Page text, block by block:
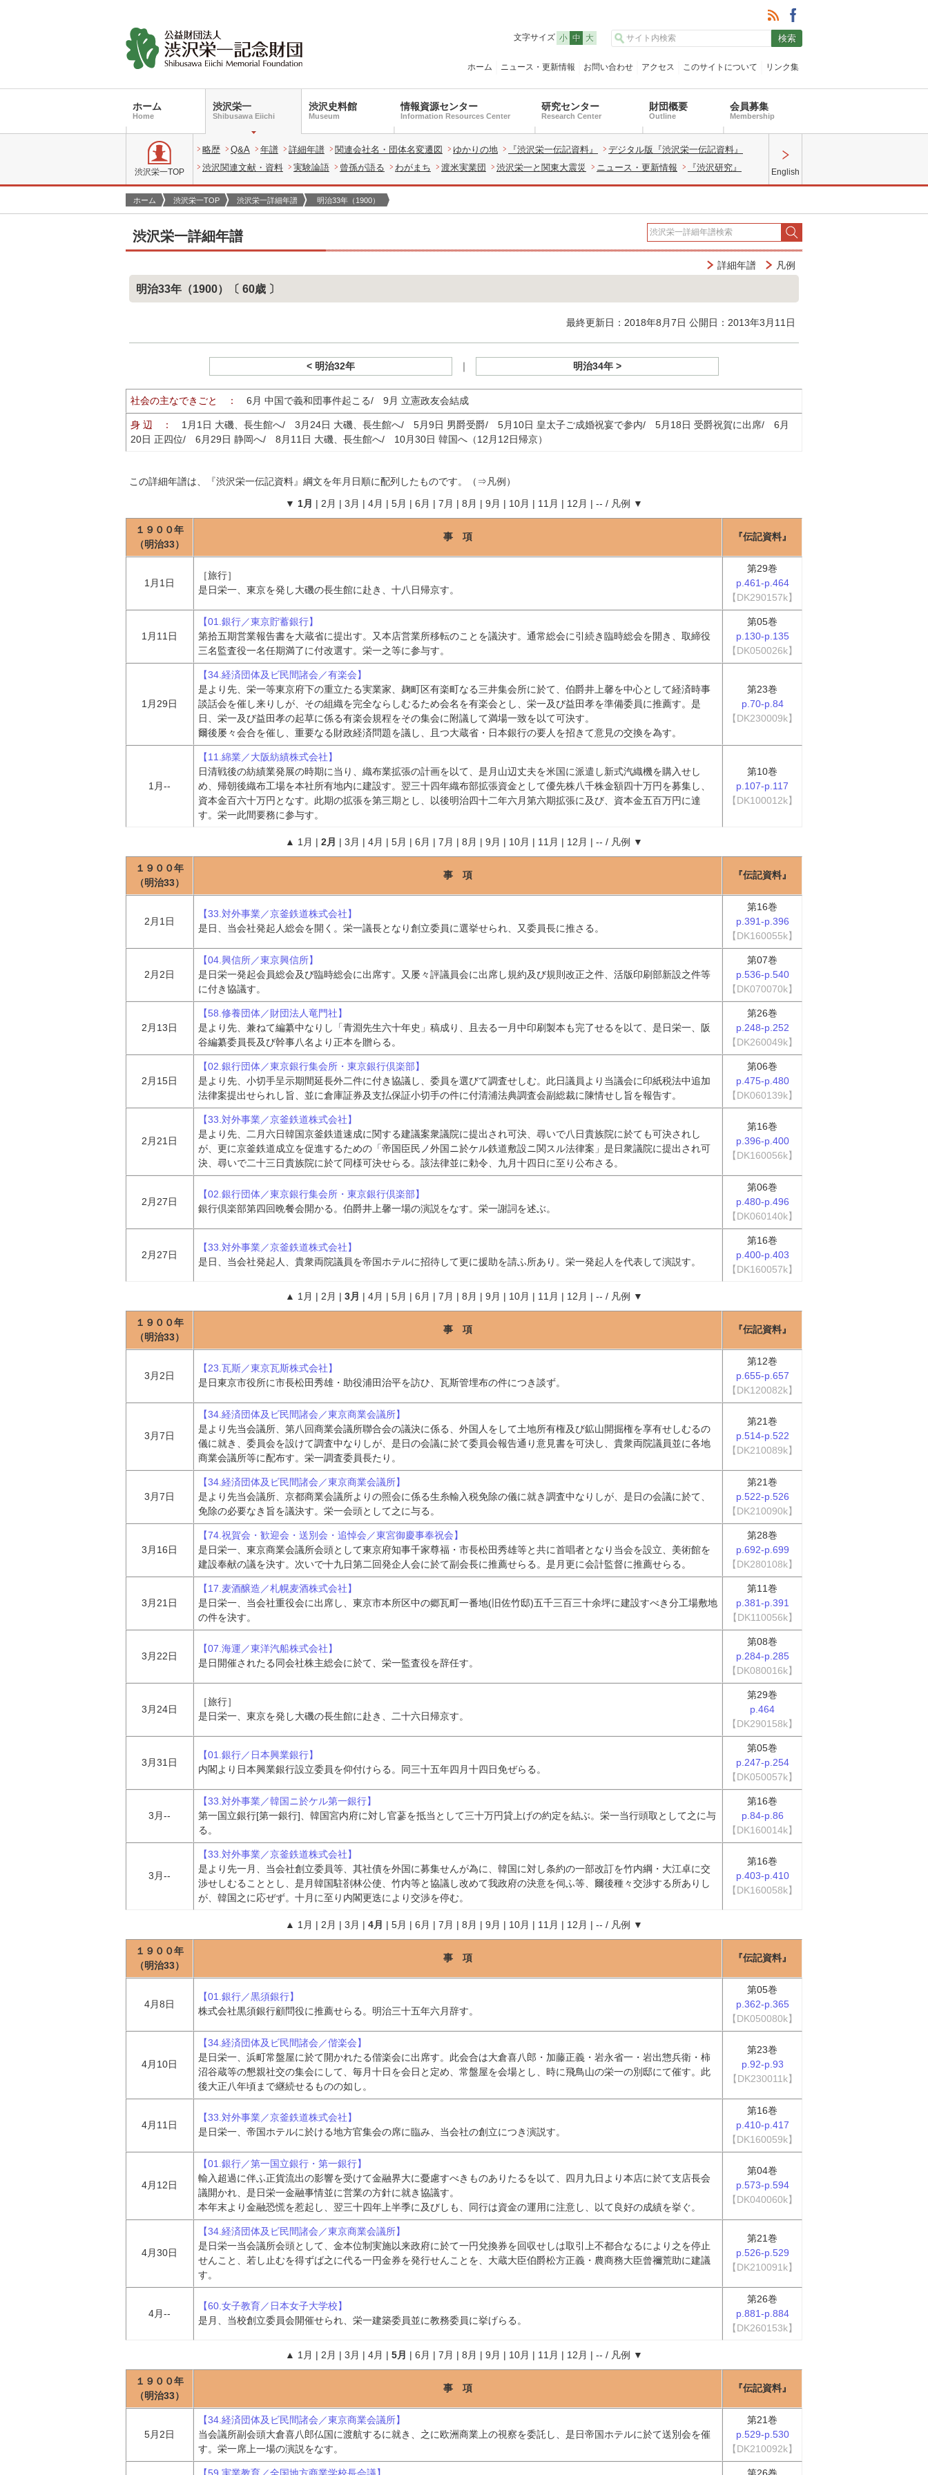
文字サイズ 小 中 大
ホーム ニュース・更新情報 お問い合わせ アクセス このサイトについて リンク集
ホーム
Home
渋沢栄一
Shibusawa Eiichi
渋沢史料館
Museum
情報資源センター
Information Resources Center
研究センター
Research Center
財団概要
Outline
会員募集
Membership
渋沢栄一TOP
略歴 Q&A 年譜 詳細年譜 関連会社名・団体名変遷図 ゆかりの地 『渋沢栄一伝記資料』
デジタル版『渋沢栄一伝記資料』
渋沢関連文献・資料
実験論語 曾孫が語る わがまち 渡米実業団 渋沢栄一と関東大震災 ニュース・更新情報 『渋沢研究』 English
ホーム 渋沢栄一TOP 渋沢栄一詳細年譜 明治33年（1900）
渋沢栄一詳細年譜
詳細年譜 凡例
明治33年（1900）〔 60歳 〕
最終更新日：2018年8月7日 公開日：2013年3月11日
< 明治32年 ｜ 明治34年 >
社会の主なできごと ： 6月 中国で義和団事件起こる/ 9月 立憲政友会結成
身 辺 ： 1月1日 大磯、長生館へ/ 3月24日 大磯、長生館へ/ 5月9日 男爵受爵/ 5月10日 皇太子ご成婚祝宴で参内/ 5月18日 受爵祝賀に出席/ 6月
20日 正四位/ 6月29日 静岡へ/ 8月11日 大磯、長生館へ/ 10月30日 韓国へ（12月12日帰京）
この詳細年譜は、『渋沢栄一伝記資料』綱文を年月日順に配列したものです。（⇒ 凡例 ）
▼ 1月 | 2月 | 3月 | 4月 | 5月 | 6月 | 7月 | 8月 | 9月 | 10月 | 11月 | 12月 | -- / 凡例 ▼
１９００年
（明治33）
事 項 『伝記資料』
1月1日
［旅行］
是日栄一、東京を発し大磯の長生館に赴き、十八日帰京す。
第29巻
p.461-p.464
【DK290157k】
1月11日
【01.銀行／東京貯蓄銀行】
第拾五期営業報告書を大蔵省に提出す。又本店営業所移転のことを議決す。通常総会に引続き臨時総会を開き、取締役
三名監査役一名任期満了に付改選す。栄一之等に参与す。
第05巻
p.130-p.135
【DK050026k】
1月29日
【34.経済団体及ビ民間諸会／有楽会】
是より先、栄一等東京府下の重立たる実業家、麹町区有楽町なる三井集会所に於て、伯爵井上馨を中心として経済時事
談話会を催し来りしが、その組織を完全ならしむるため会名を有楽会とし、栄一及び益田孝を準備委員に推薦す。是
日、栄一及び益田孝の起草に係る有楽会規程をその集会に附議して満場一致を以て可決す。
爾後屡々会合を催し、重要なる財政経済問題を議し、且つ大蔵省・日本銀行の要人を招きて意見の交換を為す。
第23巻
p.70-p.84
【DK230009k】
1月--
【11.綿業／大阪紡績株式会社】
日清戦後の紡績業発展の時期に当り、織布業拡張の計画を以て、是月山辺丈夫を米国に派遣し新式汽織機を購入せし
め、帰朝後織布工場を本社所有地内に建設す。翌三十四年織布部拡張資金として優先株八千株金額四十万円を募集し、
資本金百六十万円となす。此期の拡張を第三期とし、以後明治四十二年六月第六期拡張に及び、資本金五百万円に達
す。栄一此間要務に参与す。
第10巻
p.107-p.117
【DK100012k】
▲ 1月 | 2月 | 3月 | 4月 | 5月 | 6月 | 7月 | 8月 | 9月 | 10月 | 11月 | 12月 | -- / 凡例 ▼
１９００年
（明治33）
事 項 『伝記資料』
2月1日
【33.対外事業／京釜鉄道株式会社】
是日、当会社発起人総会を開く。栄一議長となり創立委員に選挙せられ、又委員長に推さる。
第16巻
p.391-p.396
【DK160055k】
2月2日
【04.興信所／東京興信所】
是日栄一発起会員総会及び臨時総会に出席す。又屡々評議員会に出席し規約及び規則改正之件、活版印刷部新設之件等
に付き協議す。
第07巻
p.536-p.540
【DK070070k】
2月13日
【58.修養団体／財団法人竜門社】
是より先、兼ねて編纂中なりし「青淵先生六十年史」稿成り、且去る一月中印刷製本も完了せるを以て、是日栄一、阪
谷編纂委員長及び幹事八名より正本を贈らる。
第26巻
p.248-p.252
【DK260049k】
2月15日
【02.銀行団体／東京銀行集会所・東京銀行倶楽部】
是より先、小切手呈示期間延長外二件に付き協議し、委員を選びて調査せしむ。此日議員より当議会に印紙税法中追加
法律案提出せられし旨、並に倉庫証券及支払保証小切手の件に付清浦法典調査会副総裁に陳情せし旨を報告す。
第06巻
p.475-p.480
【DK060139k】
2月21日
【33.対外事業／京釜鉄道株式会社】
是より先、二月六日韓国京釜鉄道速成に関する建議案衆議院に提出され可決、尋いで八日貴族院に於ても可決されし
が、更に京釜鉄道成立を促進するための「帝国臣民ノ外国ニ於ケル鉄道敷設ニ関スル法律案」是日衆議院に提出され可
決、尋いで二十三日貴族院に於て同様可決せらる。該法律並に勅令、九月十四日に至り公布さる。
第16巻
p.396-p.400
【DK160056k】
2月27日
【02.銀行団体／東京銀行集会所・東京銀行倶楽部】
銀行倶楽部第四回晩餐会開かる。伯爵井上馨一場の演説をなす。栄一謝詞を述ぶ。
第06巻
p.480-p.496
【DK060140k】
2月27日
【33.対外事業／京釜鉄道株式会社】
是日、当会社発起人、貴衆両院議員を帝国ホテルに招待して更に援助を請ふ所あり。栄一発起人を代表して演説す。
第16巻
p.400-p.403
【DK160057k】
▲ 1月 | 2月 | 3月 | 4月 | 5月 | 6月 | 7月 | 8月 | 9月 | 10月 | 11月 | 12月 | -- / 凡例 ▼
１９００年
（明治33）
事 項 『伝記資料』
3月2日
【23.瓦斯／東京瓦斯株式会社】
是日東京市役所に市長松田秀雄・助役浦田治平を訪ひ、瓦斯管埋布の件につき談ず。
第12巻
p.655-p.657
【DK120082k】
3月7日
【34.経済団体及ビ民間諸会／東京商業会議所】
是より先当会議所、第八回商業会議所聯合会の議決に係る、外国人をして土地所有権及び鉱山開掘権を享有せしむるの
儀に就き、委員会を設けて調査中なりしが、是日の会議に於て委員会報告通り意見書を可決し、貴衆両院議員並に各地
商業会議所等に配布す。栄一調査委員長たり。
第21巻
p.514-p.522
【DK210089k】
3月7日
【34.経済団体及ビ民間諸会／東京商業会議所】
是より先当会議所、京都商業会議所よりの照会に係る生糸輸入税免除の儀に就き調査中なりしが、是日の会議に於て、
免除の必要なき旨を議決す。栄一会頭として之に与る。
第21巻
p.522-p.526
【DK210090k】
3月16日
【74.祝賀会・歓迎会・送別会・追悼会／東宮御慶事奉祝会】
是日栄一、東京商業会議所会頭として東京府知事千家尊福・市長松田秀雄等と共に首唱者となり当会を設立、美術館を
建設奉献の議を決す。次いで十九日第二回発企人会に於て副会長に推薦せらる。是月更に会計監督に推薦せらる。
第28巻
p.692-p.699
【DK280108k】
3月21日
【17.麦酒醸造／札幌麦酒株式会社】
是日栄一、当会社重役会に出席し、東京市本所区中の郷瓦町一番地(旧佐竹邸)五千三百三十余坪に建設すべき分工場敷地
の件を決す。
第11巻
p.381-p.391
【DK110056k】
3月22日
【07.海運／東洋汽船株式会社】
是日開催されたる同会社株主総会に於て、栄一監査役を辞任す。
第08巻
p.284-p.285
【DK080016k】
3月24日
［旅行］
是日栄一、東京を発し大磯の長生館に赴き、二十六日帰京す。
第29巻
p.464
【DK290158k】
3月31日
【01.銀行／日本興業銀行】
内閣より日本興業銀行設立委員を仰付けらる。同三十五年四月十四日免ぜらる。
第05巻
p.247-p.254
【DK050057k】
3月--
【33.対外事業／韓国ニ於ケル第一銀行】
第一国立銀行[第一銀行]、韓国宮内府に対し官蔘を抵当として三十万円貸上げの約定を結ぶ。栄一当行頭取として之に与
る。
第16巻
p.84-p.86
【DK160014k】
3月--
【33.対外事業／京釜鉄道株式会社】
是より先一月、当会社創立委員等、其社債を外国に募集せんが為に、韓国に対し条約の一部改訂を竹内綱・大江卓に交
渉せしむることとし、是月韓国駐剳林公使、竹内等と協議し改めて我政府の決意を伺ふ等、爾後種々交渉する所ありし
が、韓国之に応ぜず。十月に至り内閣更迭により交渉を停む。
第16巻
p.403-p.410
【DK160058k】
▲ 1月 | 2月 | 3月 | 4月 | 5月 | 6月 | 7月 | 8月 | 9月 | 10月 | 11月 | 12月 | -- / 凡例 ▼
１９００年
（明治33）
事 項 『伝記資料』
4月8日
【01.銀行／黒須銀行】
株式会社黒須銀行顧問役に推薦せらる。明治三十五年六月辞す。
第05巻
p.362-p.365
【DK050080k】
4月10日
【34.経済団体及ビ民間諸会／偕楽会】
是日栄一、浜町常盤屋に於て開かれたる偕楽会に出席す。此会合は大倉喜八郎・加藤正義・岩永省一・岩出惣兵衛・柿
沼谷蔵等の懇親社交の集会にして、毎月十日を会日と定め、常盤屋を会場とし、時に飛鳥山の栄一の別邸にて催す。此
後大正八年頃まで継続せるものの如し。
第23巻
p.92-p.93
【DK230011k】
4月11日
【33.対外事業／京釜鉄道株式会社】
是日栄一、帝国ホテルに於ける地方官集会の席に臨み、当会社の創立につき演説す。
第16巻
p.410-p.417
【DK160059k】
4月12日
【01.銀行／第一国立銀行・第一銀行】
輸入超過に伴ふ正貨流出の影響を受けて金融界大に憂慮すべきものありたるを以て、四月九日より本店に於て支店長会
議開かれ、是日栄一金融事情並に営業の方針に就き協議す。
本年末より金融恐慌を惹起し、翌三十四年上半季に及びしも、同行は資金の運用に注意し、以て良好の成績を挙ぐ。
第04巻
p.573-p.594
【DK040060k】
4月30日
【34.経済団体及ビ民間諸会／東京商業会議所】
是日栄一当会議所会頭として、金本位制実施以来政府に於て一円兌換券を回収せしは取引上不都合なるにより之を停止
せんこと、若し止むを得ずば之に代る一円金券を発行せんことを、大蔵大臣伯爵松方正義・農商務大臣曾禰荒助に建議
す。
第21巻
p.526-p.529
【DK210091k】
4月--
【60.女子教育／日本女子大学校】
是月、当校創立委員会開催せられ、栄一建築委員並に教務委員に挙げらる。
第26巻
p.881-p.884
【DK260153k】
▲ 1月 | 2月 | 3月 | 4月 | 5月 | 6月 | 7月 | 8月 | 9月 | 10月 | 11月 | 12月 | -- / 凡例 ▼
１９００年
（明治33）
事 項 『伝記資料』
5月2日
【34.経済団体及ビ民間諸会／東京商業会議所】
当会議所副会頭大倉喜八郎仏国に渡航するに就き、之に欧洲商業上の視察を委託し、是日帝国ホテルに於て送別会を催
す。栄一席上一場の演説をなす。
第21巻
p.529-p.530
【DK210092k】